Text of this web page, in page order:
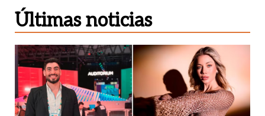
Últimas noticias